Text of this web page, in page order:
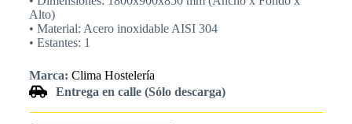
Alto)
• Material: Acero inoxidable AISI 304
• Estantes: 1
Marca: Clima Hostelería
Entrega en calle (Sólo descarga)